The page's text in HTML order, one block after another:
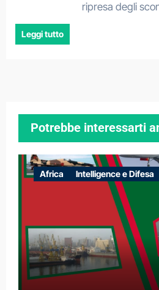
ripresa degli
Leggi tutto
Potrebbe interessarti
Africa Intelligence e Difesa